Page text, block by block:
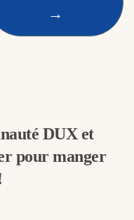
→
DUX et
pour manger